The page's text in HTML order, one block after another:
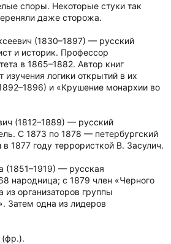
споры. Некоторые стуки так
даже сторожа.
(1830–1897) — русский
и историк. Профессор
в 1865–1882. Автор книг
логики открытий в их
и «Крушение монархии во
(1812–1889) — русский
С 1873 по 1878 — петербургский
1877 году террористкой В. Засулич.
(1851–1919) — русская
народница; с 1879 член «Черного
организаторов группы
Затем одна из лидеров
(фр.).